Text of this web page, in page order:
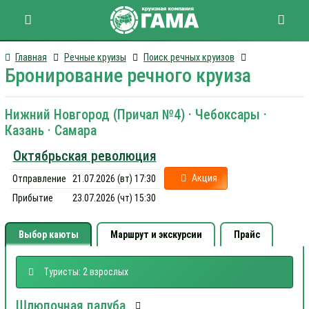
Главная Речные круизы Поиск речных круизов
Бронирование речного круиза
Нижний Новгород (Причал №4) · Чебоксары ·
Казань · Самара
Октябрьская революция
Отправление
21.07.2026 (вт) 17:30
Прибытие
23.07.2026 (чт) 15:30
Акция
Выбор каюты Маршрут и экскурсии Прайс
Туристы: 2 взрослых